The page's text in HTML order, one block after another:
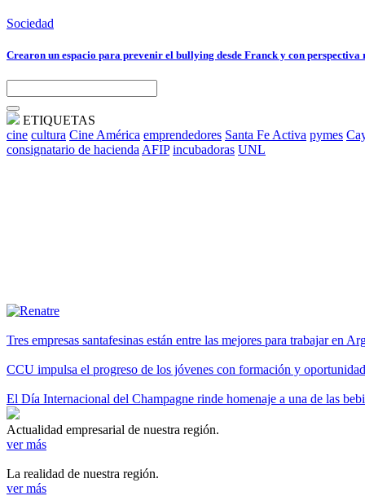
Sociedad
Crearon un espacio para prevenir el bullying desde Franck y con perspectiva
ETIQUETAS
cine cultura Cine América emprendedores Santa Fe Activa pymes
consignatario de hacienda AFIP incubadoras UNL
Tres empresas santafesinas están entre las mejores para trabajar en
CCU impulsa el progreso de los jóvenes con formación y
El Día Internacional del Champagne rinde homenaje a una de las
Actualidad empresarial de nuestra región.
ver más
La realidad de nuestra región.
ver más